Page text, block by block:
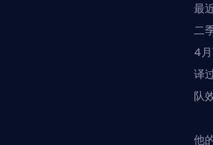
最
二
4
译
队
他